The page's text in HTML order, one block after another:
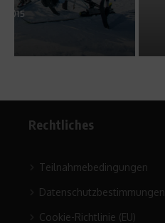
Rechtliches
Teilnahmebedingungen
Datenschutzbestimmungen
Cookie-Richtlinie (EU)